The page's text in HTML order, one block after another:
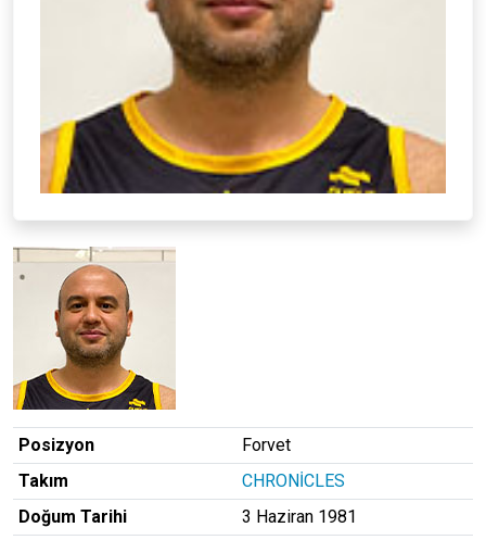
Posizyon
Forvet
Takım
CHRONİCLES
Doğum Tarihi
3 Haziran 1981